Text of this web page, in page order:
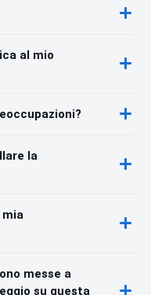
al mio
la
mia
messe a
su questa